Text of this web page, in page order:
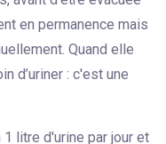
en permanence mais
Quand elle
d’uriner : c'est une
litre d'urine par jour et